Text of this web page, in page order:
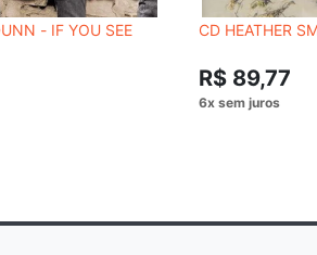
- IF YOU SEE
CD HEATHER
R$ 89,77